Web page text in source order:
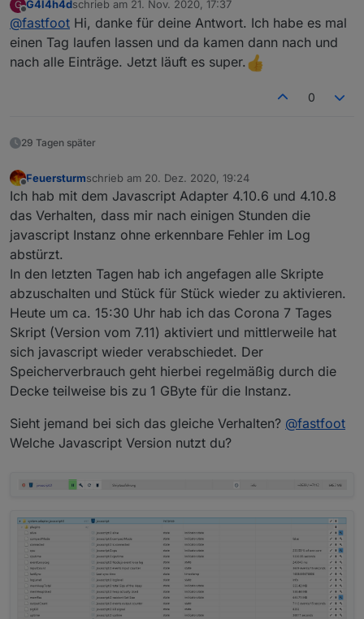
Also hier läuft das Skript. Im LOG wird Zeile 19 gezeigt,
da sind im Original aber Kommentare. Du solltest
obiges Skript noch einmal laden und auch die VIS, da
kannst du ShowAllCounties und die BL auch
einschalten. Ansonsten solltest Du mindestens eine
wie es ist einmal laufen lassen um Ergebnisse zu
G
Offline
G4l4h4dschrieb am 21. Nov. 2020, 17:37
zuletzt editiert von
@fastfoot Hi, danke für deine Antwort. Ich habe es mal
einen Tag laufen lassen und da kamen dann nach und
nach alle Einträge. Jetzt läuft es super.
0
29 Tagen später
Offline
Feuersturmschrieb am 20. Dez. 2020, 19:24
zuletzt editiert von
Ich hab mit dem Javascript Adapter 4.10.6 und 4.10.8
das Verhalten, dass mir nach einigen Stunden die
javascript Instanz ohne erkennbare Fehler im Log
abstürzt.
In den letzten Tagen hab ich angefagen alle Skripte
abzuschalten und Stück für Stück wieder zu aktivieren.
Heute um ca. 15:30 Uhr hab ich das Corona 7 Tages
Skript (Version vom 7.11) aktiviert und mittlerweile hat
sich javascript wieder verabschiedet. Der
Speicherverbrauch geht hierbei regelmäßig durch die
Decke teilweise bis zu 1 GByte für die Instanz.
Sieht jemand bei sich das gleiche Verhalten? @fastfoot
Welche Javascript Version nutzt du?